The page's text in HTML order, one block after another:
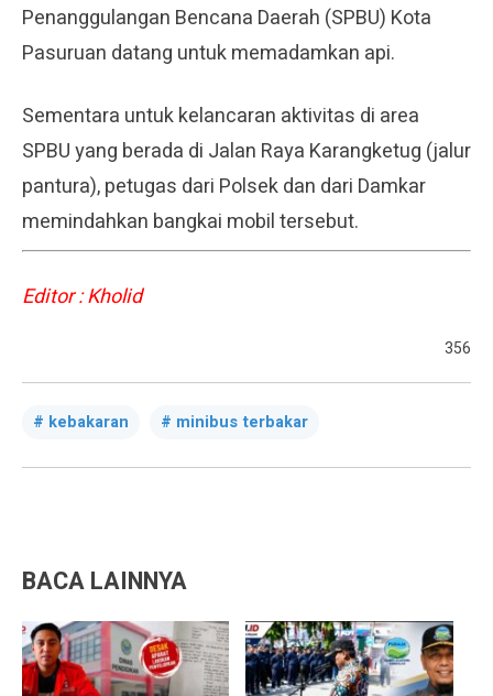
Penanggulangan Bencana Daerah (SPBU) Kota
Pasuruan datang untuk memadamkan api.
Sementara untuk kelancaran aktivitas di area
SPBU yang berada di Jalan Raya Karangketug (jalur
pantura), petugas dari Polsek dan dari Damkar
memindahkan bangkai mobil tersebut.
Editor : Kholid
356
kebakaran minibus terbakar
BACA LAINNYA